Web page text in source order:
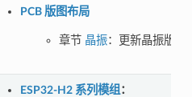
PCB 版图布局
章节 晶振：更新晶振版图
ESP32-H2 系列模组：